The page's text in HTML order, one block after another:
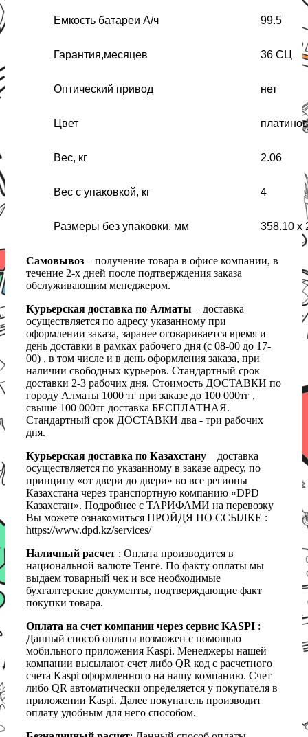
Емкость батареи А/ч 99.5
Гарантия,месяцев 36 СЦ
Оптический привод нет
Цвет
Вес, кг 2.06
Вес с упаковкой, кг 4
Размеры без упаковки, мм 358.10 x
Самовывоз – получение товара в офисе компании, в
течение 2-х дней после подтверждения заказа
обслуживающим менеджером.
Курьерская доставка по Алматы – доставка
осуществляется по адресу указанному при
оформлении заказа, заранее оговаривается время и
день доставки в рамках рабочего дня (с 08-00 до 17-
00) , в том числе и в день оформления заказа, при
наличии свободных курьеров. Стандартный срок
доставки 2-3 рабочих дня. Стоимость ДОСТАВКИ по
городу Алматы 1000 тг при заказе до 100 000тг ,
свыше 100 000тг доставка БЕСПЛАТНАЯ.
Стандартный срок ДОСТАВКИ два - три рабочих
дня.
Курьерская доставка по Казахстану – доставка
осуществляется по указанному в заказе адресу, по
принципу «от двери до двери» во все регионы
Казахстана через транспортную компанию «DPD
Казахстан». Подробнее с ТАРИФАМИ на перевозку
Вы можете ознакомиться ПРОЙДЯ ПО ССЫЛКЕ :
https://www.dpd.kz/services/
Наличный расчет : Оплата производится в
национальной валюте Тенге. По факту оплаты мы
выдаем товарный чек и все необходимые
бухгалтерские документы, подтверждающие факт
покупки товара.
Оплата на счет компании через сервис KASPI :
Данный способ оплаты возможен с помощью
мобильного приложения Kaspi. Менеджеры нашей
компании высылают счет либо QR код с расчетного
счета Kaspi оформленного на нашу компанию. Счет
либо QR автоматически определяется у покупателя в
приложении Kaspi. Далее покупатель производит
оплату удобным для него способом.